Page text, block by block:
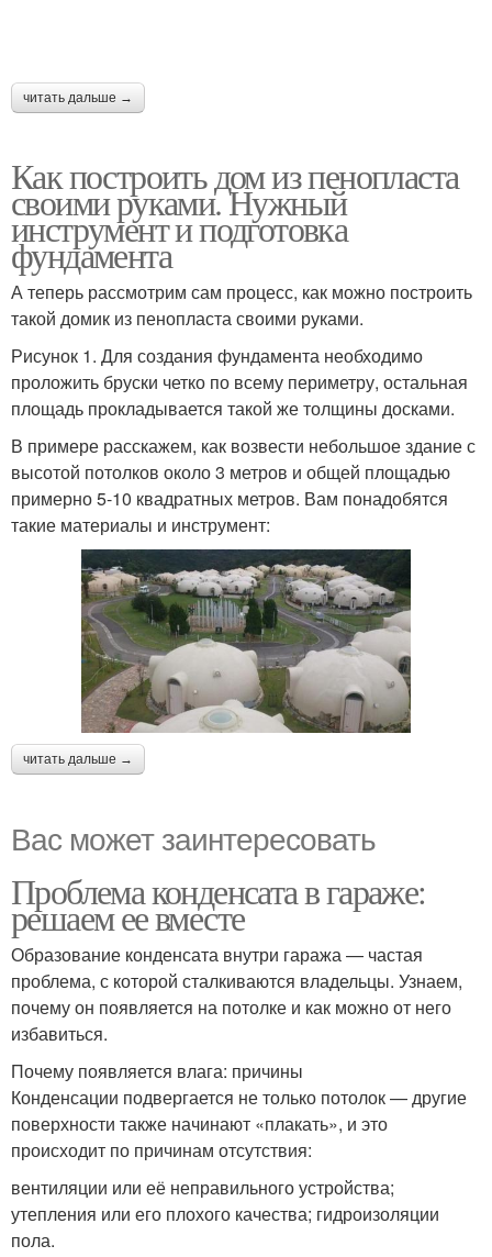
читать дальше →
Как построить дом из пенопласта
своими руками. Нужный
инструмент и подготовка
фундамента
А теперь рассмотрим сам процесс, как можно построить
такой домик из пенопласта своими руками.
Рисунок 1. Для создания фундамента необходимо
проложить бруски четко по всему периметру, остальная
площадь прокладывается такой же толщины досками.
В примере расскажем, как возвести небольшое здание с
высотой потолков около 3 метров и общей площадью
примерно 5-10 квадратных метров. Вам понадобятся
такие материалы и инструмент:
читать дальше →
Вас может заинтересовать
Проблема конденсата в гараже:
решаем ее вместе
Образование конденсата внутри гаража — частая
проблема, с которой сталкиваются владельцы. Узнаем,
почему он появляется на потолке и как можно от него
избавиться.
Почему появляется влага: причины
Конденсации подвергается не только потолок — другие
поверхности также начинают «плакать», и это
происходит по причинам отсутствия:
вентиляции или её неправильного устройства;
утепления или его плохого качества; гидроизоляции
пола.